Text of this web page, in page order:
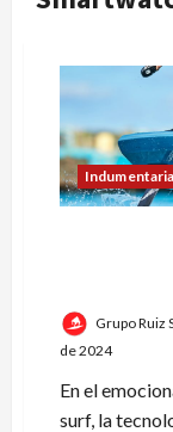
Indumentaria
Grupo Ruiz
de 2024
En el
surf, la